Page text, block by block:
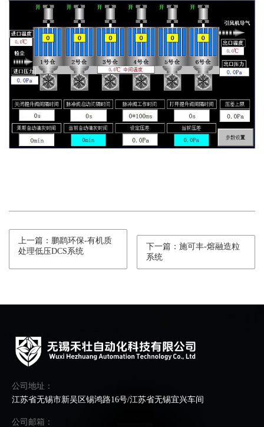
上一篇：鹏鹞环保-有机质
处理低压DCS系统
下一篇：施可丰-熔融造粒
系统
公司地址：
江苏省无锡市新吴区锡鸿路16号/江苏省无锡宜兴车间
公司邮箱：